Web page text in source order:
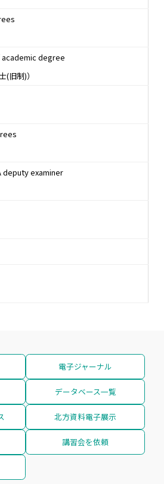
degree
旧制)）
deputy examiner
電子ジャーナル
データベース一覧
北方資料電子展示
講習会を依頼